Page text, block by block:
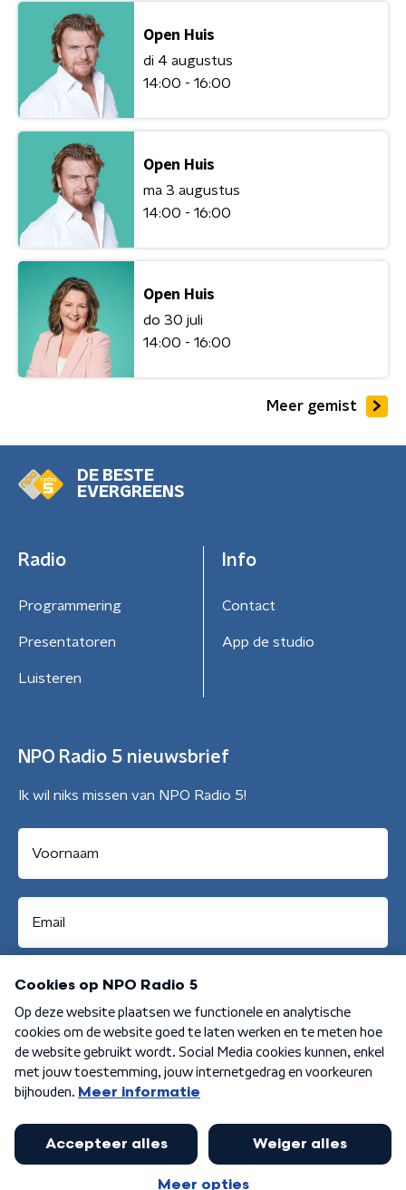
Open Huis
di 4 augustus
14:00 - 16:00
Open Huis
ma 3 augustus
14:00 - 16:00
Open Huis
do 30 juli
14:00 - 16:00
Meer gemist
DE BESTE
EVERGREENS
Radio
Programmering
Presentatoren
Luisteren
Info
Contact
App de studio
NPO Radio 5 nieuwsbrief
Ik wil niks missen van NPO Radio 5!
Aanmelden
Algemene voorwaarden Privacybeleid